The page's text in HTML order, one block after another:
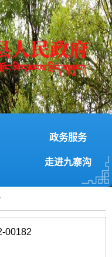
政务服务
走进九寨沟